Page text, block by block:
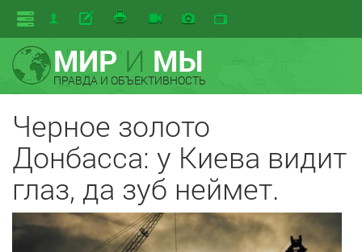
МИРИ МЫ
ПРАВДА И ОБЪЕКТИВНОСТЬ
Черное золото
Донбасса: у Киева видит
глаз, да зуб неймет.